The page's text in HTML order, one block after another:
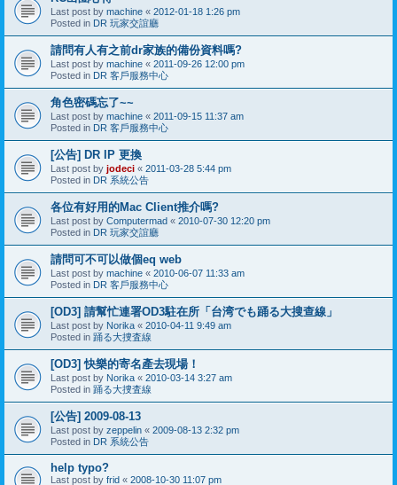
Last post by machine « 2012-01-18 1:26 pm
Posted in DR 玩家交誼廳
請問有人有之前dr家族的備份資料嗎?
Last post by machine « 2011-09-26 12:00 pm
Posted in DR 客戶服務中心
角色密碼忘了~~
Last post by machine « 2011-09-15 11:37 am
Posted in DR 客戶服務中心
[公告] DR IP 更換
Last post by jodeci « 2011-03-28 5:44 pm
Posted in DR 系統公告
各位有好用的Mac Client推介嗎?
Last post by Computermad « 2010-07-30 12:20 pm
Posted in DR 玩家交誼廳
請問可不可以做個eq web
Last post by machine « 2010-06-07 11:33 am
Posted in DR 客戶服務中心
[OD3] 請幫忙連署OD3駐在所「台湾でも踊る大搜查線」
Last post by Norika « 2010-04-11 9:49 am
Posted in 踊る大捜査線
[OD3] 快樂的寄名產去現場！
Last post by Norika « 2010-03-14 3:27 am
Posted in 踊る大捜査線
[公告] 2009-08-13
Last post by zeppelin « 2009-08-13 2:32 pm
Posted in DR 系統公告
help typo?
Last post by frid « 2008-10-30 11:07 pm